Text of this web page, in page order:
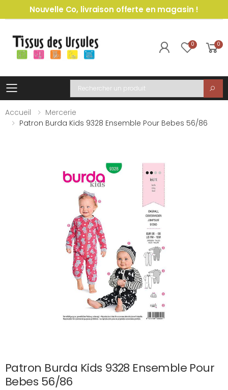
Nouvelle Co, livraison offerte en magasin !
0 0
Toggle mobile menu
Recherche
Accueil
Mercerie
Patron Burda Kids 9328 Ensemble Pour Bebes 56/86
Patron Burda Kids 9328 Ensemble Pour
Bebes 56/86